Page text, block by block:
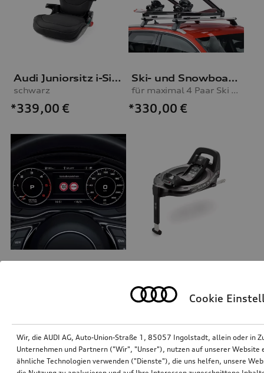
Audi Juniorsitz i-Size
schwarz
*339,00 €
Ski- und Snowboardhalter
für maximal 4 Paar Ski oder 2 Snowboards, mit Ausziehfunktion
*330,00 €
*299,00
Cookie
Wir, die AUDI AG, Auto-Union-Straße 1, 85057 Ingolstadt, allein oder in
Unternehmen und Partnern ("Wir", "Unser"), nutzen auf unserer Website
ähnliche Technologien verwenden ("Dienste"), die uns helfen, unsere